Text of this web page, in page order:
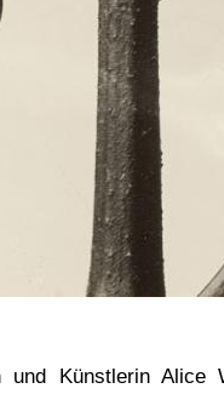
und Künstlerin Alice